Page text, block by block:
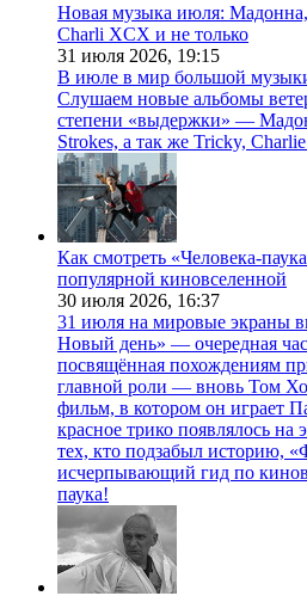
Новая музыка июля:
Charli XCX и не только
31 июля 2026, 19:15
В июле в мир большой
Слушаем новые альбомы
степени «выдержки» —
Strokes, а так же Tricky,
Как смотреть «Человека-
популярной киновселенной
30 июля 2026, 16:37
31 июля на мировые экраны
Новый день» — очередная
посвящённая похождениям
главной роли — вновь Том
фильм, в котором он играет
красное трико появлялось на
тех, кто подзабыл историю,
исчерпывающий гид по
паука!